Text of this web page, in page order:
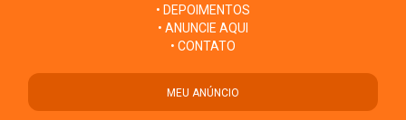
• DEPOIMENTOS
• ANUNCIE AQUI
• CONTATO
MEU ANÚNCIO